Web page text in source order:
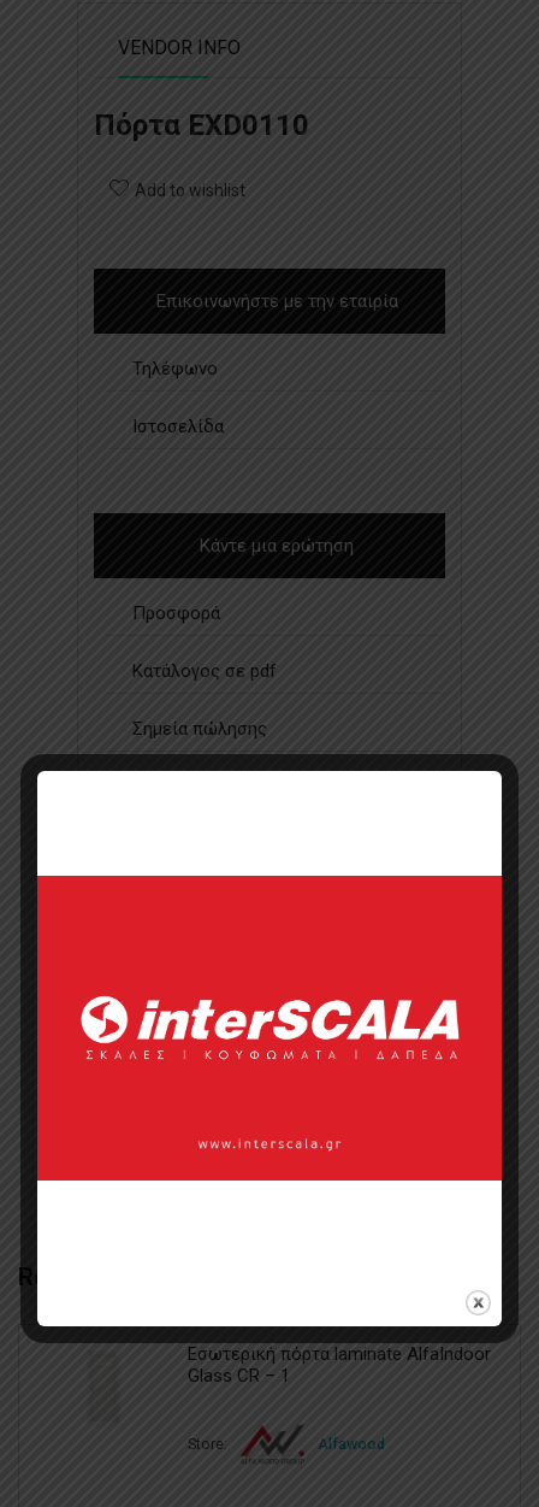
VENDOR INFO
Πόρτα EXD0110
Add to wishlist
Επικοινωνήστε με την εταιρία
Τηλέφωνο
Ιστοσελίδα
Κάντε μια ερώτηση
Προσφορά
Κατάλογος σε pdf
Σημεία πώλησης
πόρτες,Πόρτες laminate,πόρτες pvc
πόρτες αλουμινίου πόρτες εξωτερικές
πόρτες ξύλινες
Related Products
Εσωτερική πόρτα laminate AlfaIndoor
Glass CR – 1
Store: Alfawood